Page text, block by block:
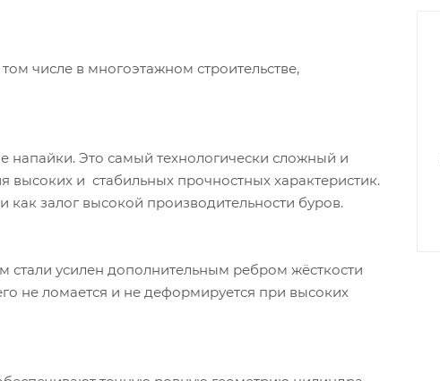
числе в многоэтажном строительстве,
Это самый технологически сложный и
и стабильных прочностных характеристик.
залог высокой производительности буров.
стали усилен дополнительным ребром жёсткости
не ломается и не деформируется при высоких